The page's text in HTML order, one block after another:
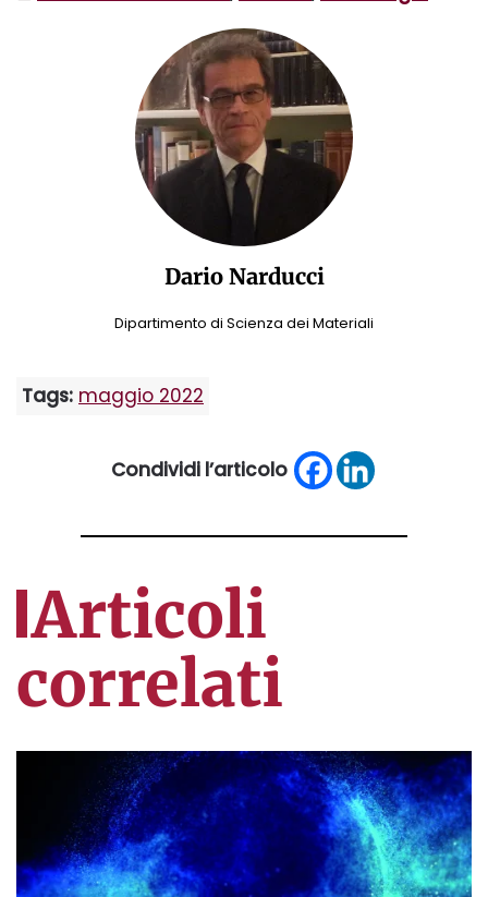
Dario Narducci
Dipartimento di Scienza dei Materiali
Tags: maggio 2022
Condividi l’articolo
Articoli
correlati